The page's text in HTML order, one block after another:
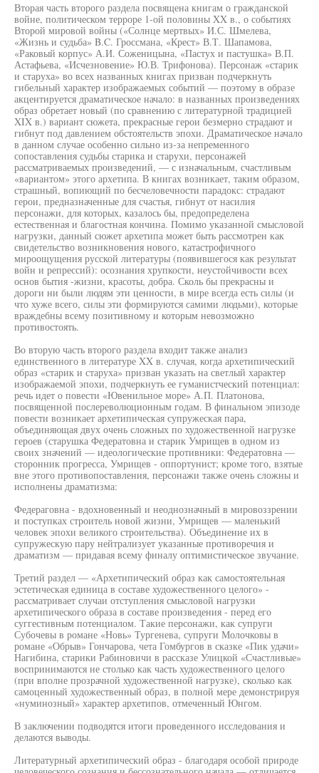
Вторая часть второго раздела посвящена книгам о гражданской
войне, политическом терроре 1-ой половины XX в., о событиях
Второй мировой войны («Солнце мертвых» И.С. Шмелева,
«Жизнь и судьба» B.C. Гроссмана, «Крест» В.Т. Шапамова,
«Раковый корпус» А.И. Соженицына, «Пастух и пастушка» В.П.
Астафьева, «Исчезновение» Ю.В. Трифонова). Персонаж «старик
и старуха» во всех названных книгах призван подчеркнуть
гибельный характер изображаемых событий — поэтому в образе
акцентируется драматическое начало: в названных произведениях
образ обретает новый (по сравнению с литературной традицией
XIX в.) вариант сюжета, прекрасные герои безмерно страдают и
гибнут под давлением обстоятельств эпохи. Драматическое начало
в данном случае особенно сильно из-за непременного
сопоставления судьбы старика и старухи, персонажей
рассматриваемых произведений, — с изначальным, счастливым
«вариантом» этого архетипа. В книгах возникает, таким образом,
страшный, вопиющий по бесчеловечности парадокс: страдают
герои, предназначенные для счастья, гибнут от насилия
персонажи, для которых, казалось бы, предопределена
естественная и благостная кончина. Помимо указанной смысловой
нагрузки, данный сюжет архетипа может быть рассмотрен как
свидетельство возникновения нового, катастрофичного
мироощущения русской литературы (появившегося как результат
войн и репрессий): осознания хрупкости, неустойчивости всех
основ бытия -жизни, красоты, добра. Сколь бы прекрасны и
дороги ни были людям эти ценности, в мире всегда есть силы (и
что хуже всего, силы эти формируются самими людьми), которые
враждебны всему позитивному и которым невозможно
противостоять.
Во вторую часть второго раздела входит также анализ
единственного в литературе XX в. случая, когда архетипический
образ «старик и старуха» призван указать на светлый характер
изображаемой эпохи, подчеркнуть ее гуманистческий потенциал:
речь идет о повести «Ювенильное море» А.П. Платонова,
посвященной послереволюционным годам. В финальном эпизоде
повести возникает архетипическая супружеская пара,
объединяющая двух очень сложных по художественной нагрузке
героев (старушка Федератовна и старик Умрищев в одном из
своих значений — идеологические противники: Федератовна —
сторонник прогресса, Умрищев - оппортунист; кроме того, взятые
вне этого противопоставления, персонажи также очень сложны и
исполнены драматизма:
Федераговна - вдохновенный и неоднозначный в мировоззрении
и поступках строитель новой жизни, Умрищев — маленький
человек эпохи великого строительства). Объединение их в
супружескую пару нейтрализует указанные противоречия и
драматизм — придавая всему финалу оптимистическое звучание.
Третий раздел — «Архетипический образ как самостоятельная
эстетическая единица в составе художественного целого» -
рассматривает случаи отступления смысловой нагрузки
архетипического образа в составе произведения - перед его
суггестивным потенциалом. Такие персонажи, как супруги
Субочевы в романе «Новь» Тургенева, супруги Молочковы в
романе «Обрыв» Гончарова, чета Гомбургов в сказке «Пик удачи»
Нагибина, старики Рабиновичи в рассказе Улицкой «Счастливые»
воспринимаются не столько как часть художественного целого
(при вполне прозрачной художественной нагрузке), сколько как
самоценный художественный образ, в полной мере демонстрируя
«нуминозный» характер архетипов, отмеченный Юнгом.
В заключении подводятся итоги проведенного исследования и
делаются выводы.
Литературный архетипический образ - благодаря особой природе